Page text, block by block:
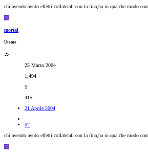
chi avendo avuto effetti collaterali con la fina,ha in qualche modo
M
mortal
Utente
25 Marzo 2004
1,494
5
415
21 Aprile 2004
#2
chi avendo avuto effetti collaterali con la fina,ha in qualche modo
M